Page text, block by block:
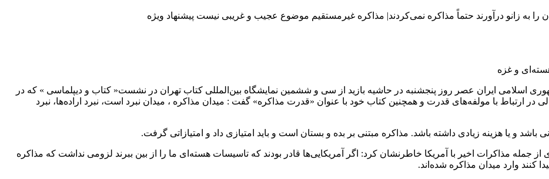
را به زانو درآورند حتماً مذاکره نمی‌کردند| مذاکره غیرمستقیم موضوع عجیب و غریبی نیست پیشنهاد ویژه
و غزه
اسلامی ایران عصر روز پنجشنبه در حاشیه بازید از سی و ششمین نمایشگاه بین‌المللی کتاب تهران در نشست« کتاب و دیپلماسی » که در
ارتباط با مولفه‌های قدرت و همچنین کتاب خود با عنوان «قدرت مذاکره» گفت : میدان مذاکره ، میدان نبرد است، نبرد اراده‌ها، نبرد
و یا هزینه زیادی داشته باشد. مذاکره مبتنی بر بده و بستان است و باید امتیازی داد و امتیازاتی گرفت.
مذاکرات اخیر با آمریکا خاطرنشان کرد: اگر آمریکایی‌ها قادر بودند که تاسیسات هسته‌ای ما را از بین ببرند لزومی نداشت که مذاکره
کنند وارد میدان مذاکره شده‌اند.